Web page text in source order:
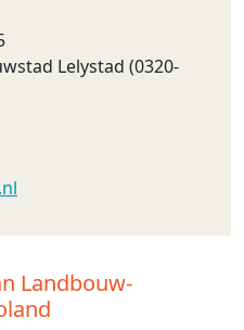
Lelystad (0320-
Landbouw-